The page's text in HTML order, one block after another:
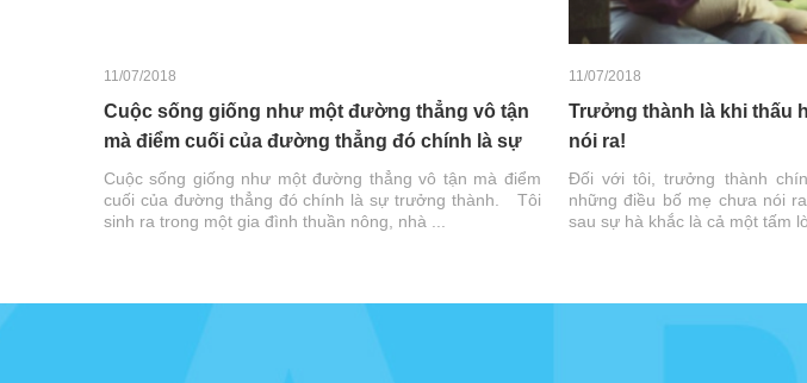
11/07/2018
Cuộc sống giống như một đường thẳng vô tận
mà điểm cuối của đường thẳng đó chính là sự
trưởng thành.
Cuộc sống giống như một đường thẳng vô tận mà điểm
cuối của đường thẳng đó chính là sự trưởng thành. Tôi
sinh ra trong một gia đình thuần nông, nhà ...
11/07/2018
Trưởng thành là khi thấu
nói ra!
Đối với tôi, trưởng thành
những điều bố mẹ chưa nói
sau sự hà khắc là cả một tấm